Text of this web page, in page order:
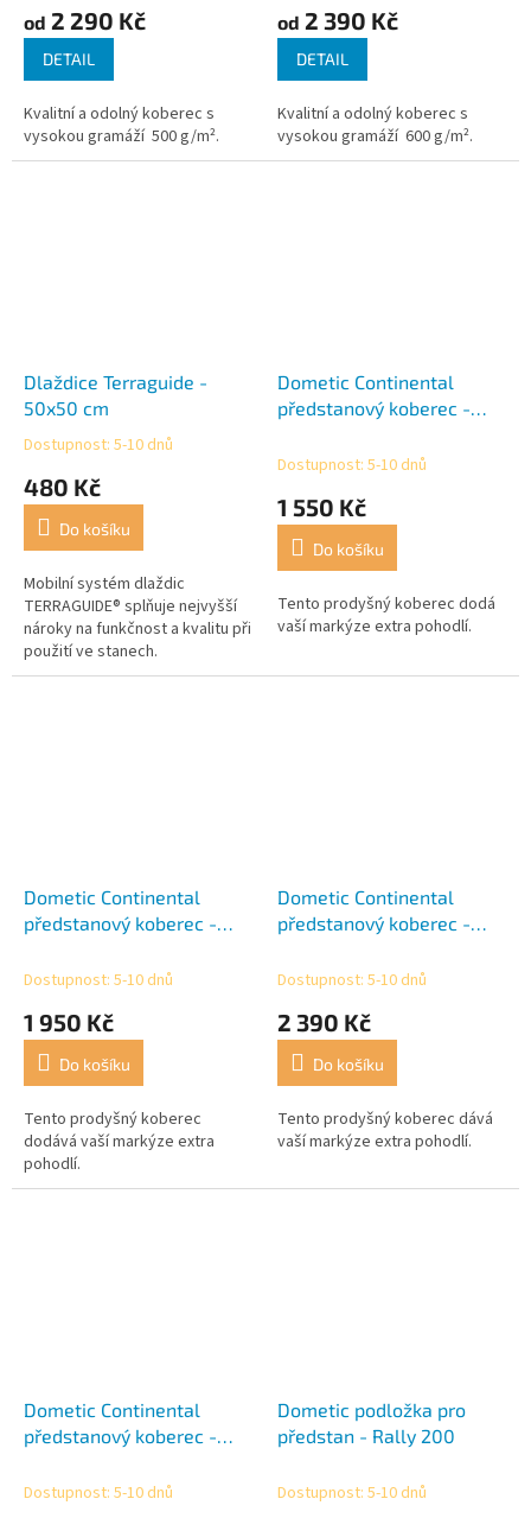
od 2 290 Kč
DETAIL
Kvalitní a odolný koberec s
vysokou gramáží 500 g/m².
od 2 390 Kč
DETAIL
Kvalitní a odolný koberec s
vysokou gramáží 600 g/m².
Dlaždice Terraguide -
50x50 cm
Průměrné
produktu
5,0
5
hvězdiček.
Dostupnost: 5-10 dnů
480 Kč
Do košíku
Mobilní systém dlaždic
TERRAGUIDE® splňuje nejvyšší
nároky na funkčnost a kvalitu při
použití ve stanech.
Dometic Continental
předstanový koberec -
Dostupnost: 5-10 dnů
1 550 Kč
Do košíku
Tento prodyšný koberec dodá
vaší markýze extra pohodlí.
Dometic Continental
předstanový koberec -
Dostupnost: 5-10 dnů
1 950 Kč
Do košíku
Tento prodyšný koberec
dodává vaší markýze extra
pohodlí.
Dometic Continental
předstanový koberec -
Dostupnost: 5-10 dnů
2 390 Kč
Do košíku
Tento prodyšný koberec dává
vaší markýze extra pohodlí.
Dometic Continental
předstanový koberec -
Dostupnost: 5-10 dnů
Dometic podložka pro
předstan - Rally 200
Dostupnost: 5-10 dnů